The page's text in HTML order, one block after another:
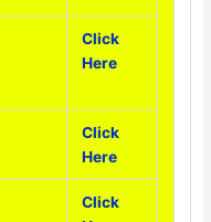
Click
Here
Click
Here
Click